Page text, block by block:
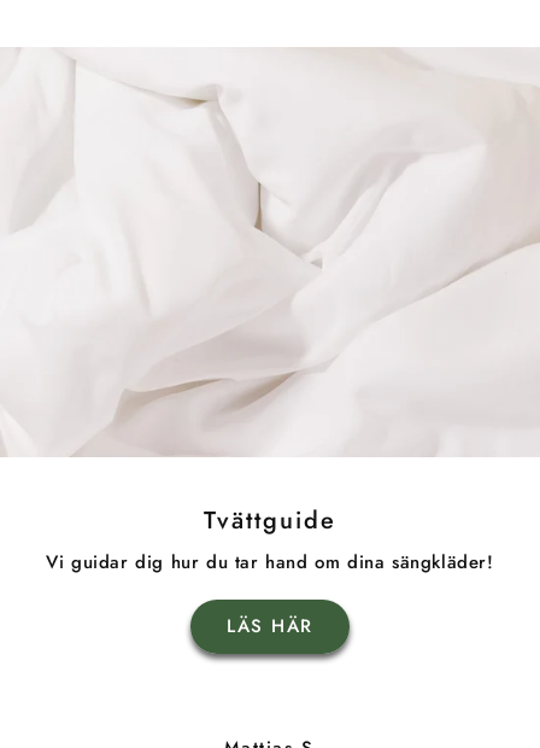
Tvättguide
Vi guidar dig hur du tar hand om dina sängkläder!
LÄS HÄR